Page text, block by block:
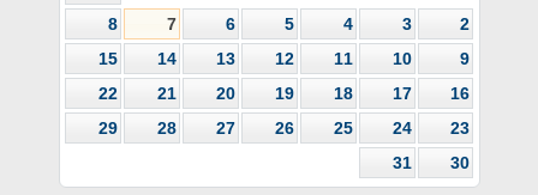
2
3
4
5
6
7
8
9
10
11
12
13
14
15
16
17
18
19
20
21
22
23
24
25
26
27
28
29
30
31